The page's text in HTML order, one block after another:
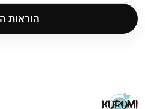
הוראות